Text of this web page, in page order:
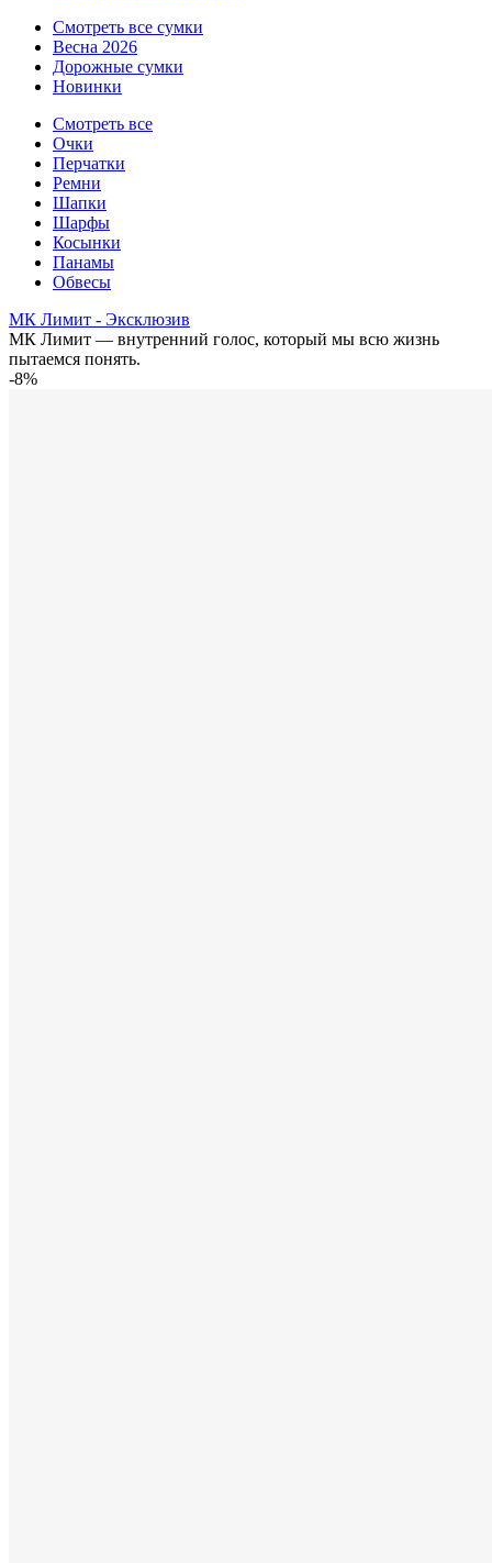
Смотреть все сумки
Весна 2026
Дорожные сумки
Новинки
Смотреть все
Очки
Перчатки
Ремни
Шапки
Шарфы
Косынки
Панамы
Обвесы
МК Лимит - Эксклюзив
МК Лимит — внутренний голос, который мы всю жизнь
пытаемся понять.
-8%